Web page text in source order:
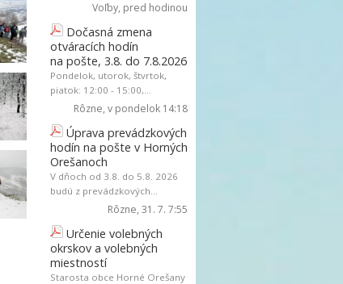
Voľby, pred hodinou
Dočasná zmena
otváracích hodín
na pošte, 3.8. do 7.8.2026
Pondelok, utorok, štvrtok,
piatok: 12:00 - 15:00,...
Rôzne, v pondelok 14:18
Úprava prevádzkových
hodín na pošte v Horných
Orešanoch
V dňoch od 3.8. do 5.8. 2026
budú z prevádzkových...
Rôzne, 31. 7. 7:55
Určenie volebných
okrskov a volebných
miestností
Starosta obce Horné Orešany